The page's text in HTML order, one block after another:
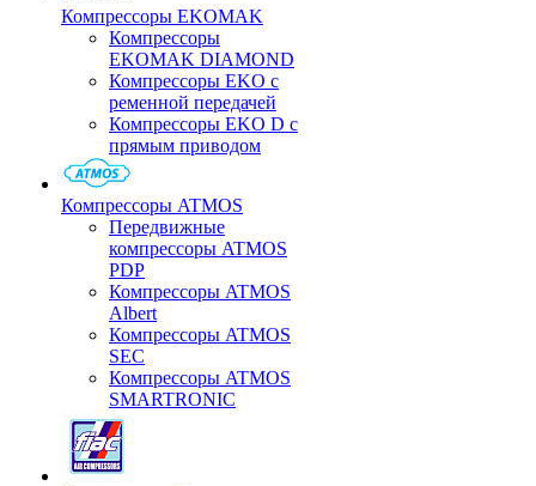
Компрессоры EKOMAK
Компрессоры
EKOMAK DIAMOND
Компрессоры EKO c
ременной передачей
Компрессоры EKO D с
прямым приводом
Компрессоры ATMOS
Передвижные
компрессоры ATMOS
PDP
Компрессоры ATMOS
Albert
Компрессоры ATMOS
SEC
Компрессоры ATMOS
SMARTRONIC